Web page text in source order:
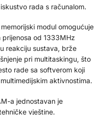
rada s računalom.
modul omogućuje
od 1333MHz
reakciju sustava, brže
pri multitaskingu, što
rade sa softverom koji
aktivnostima.
a jednostavan je
vještine.